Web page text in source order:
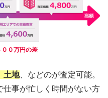
００万円の差
土地、などのが査定可能。
事が忙しく時間がない方